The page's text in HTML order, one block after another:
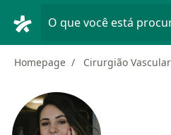
O que você está
Homepage Cirurgião Vascular